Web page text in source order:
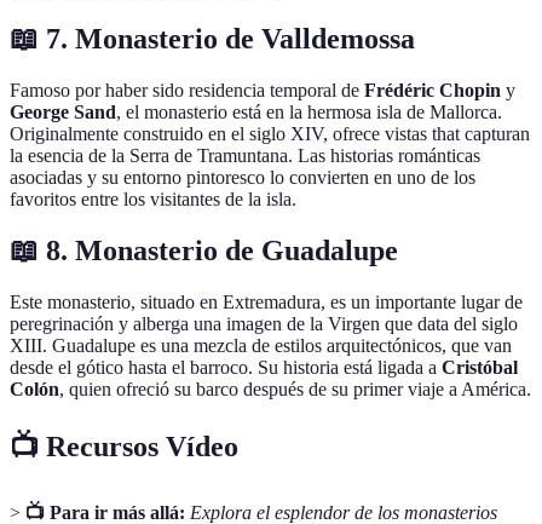
📖 7. Monasterio de Valldemossa
Famoso por haber sido residencia temporal de Frédéric Chopin y
George Sand, el monasterio está en la hermosa isla de Mallorca.
Originalmente construido en el siglo XIV, ofrece vistas that capturan
la esencia de la Serra de Tramuntana. Las historias románticas
asociadas y su entorno pintoresco lo convierten en uno de los
favoritos entre los visitantes de la isla.
📖 8. Monasterio de Guadalupe
Este monasterio, situado en Extremadura, es un importante lugar de
peregrinación y alberga una imagen de la Virgen que data del siglo
XIII. Guadalupe es una mezcla de estilos arquitectónicos, que van
desde el gótico hasta el barroco. Su historia está ligada a Cristóbal
Colón, quien ofreció su barco después de su primer viaje a América.
📺 Recursos Vídeo
> 📺 Para ir más allá: Explora el esplendor de los monasterios